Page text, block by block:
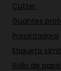
Cutter
Guantes
Precintadora
Etiqueta
Rollo de